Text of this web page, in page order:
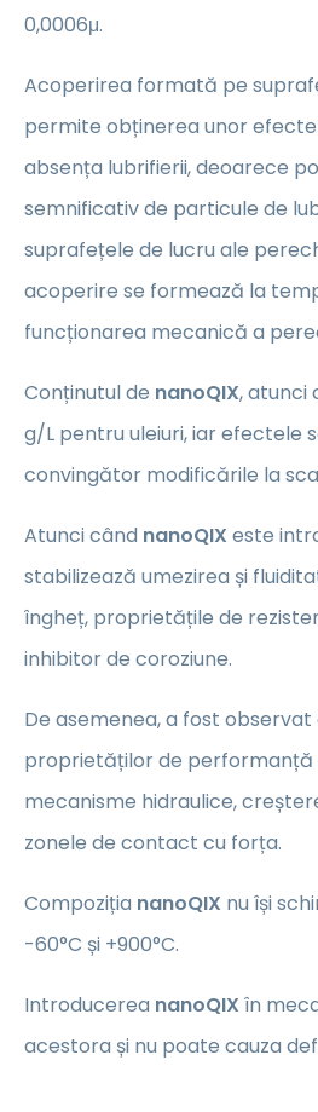
0,0006μ.
Acoperirea formată pe
permite obținerea unor
absența lubrifierii, deoarece
semnificativ de particule de
suprafețele de lucru ale
acoperire se formează la
funcționarea mecanică a
Conținutul de nanoQIX, atunci
g/L pentru uleiuri, iar efectele
convingător modificările la
Atunci când nanoQIX este
stabilizează umezirea și
îngheț, proprietățile de
inhibitor de coroziune.
De asemenea, a fost
proprietăților de performanță
mecanisme hidraulice,
zonele de contact cu forța.
Compoziția nanoQIX nu își
-60°C și +900°C.
Introducerea nanoQIX în
acestora și nu poate cauza